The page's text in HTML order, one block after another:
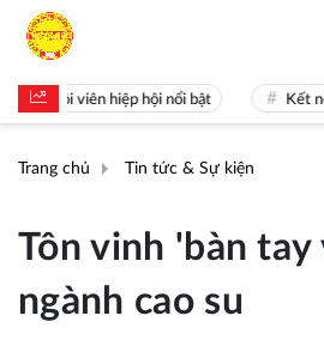
viên hiệp hội nổi bật Kết nối cộng
Trang chủ Tin tức & Sự kiện
Tôn vinh 'bàn tay
ngành cao su